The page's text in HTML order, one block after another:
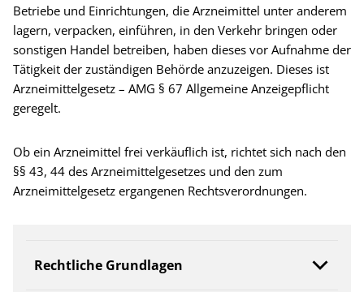
Betriebe und Einrichtungen, die Arzneimittel unter anderem
lagern, verpacken, einführen, in den Verkehr bringen oder
sonstigen Handel betreiben, haben dieses vor Aufnahme der
Tätigkeit der zuständigen Behörde anzuzeigen. Dieses ist
Arzneimittelgesetz – AMG § 67 Allgemeine Anzeigepflicht
geregelt.
Ob ein Arzneimittel frei verkäuflich ist, richtet sich nach den
§§ 43, 44 des Arzneimittelgesetzes und den zum
Arzneimittelgesetz ergangenen Rechtsverordnungen.
Rechtliche Grundlagen